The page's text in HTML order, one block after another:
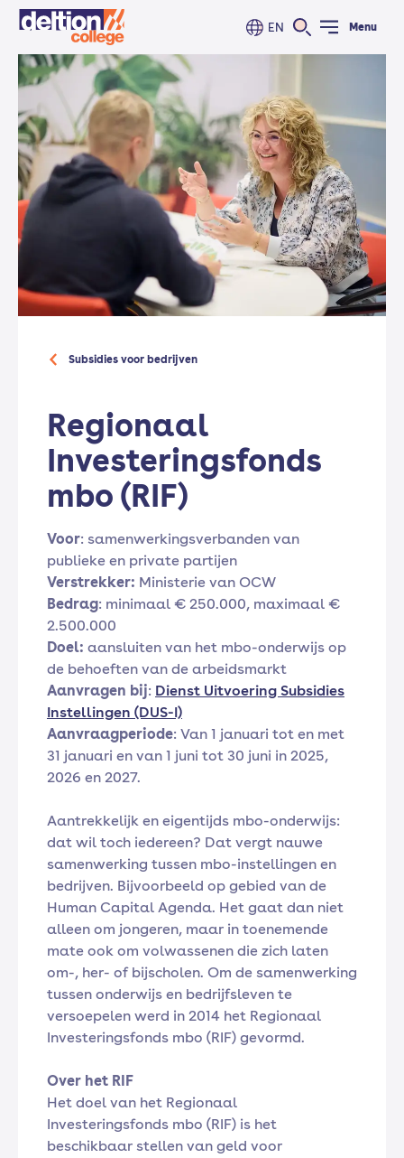
EN Menu
Subsidies voor bedrijven
Regionaal
Investeringsfonds
mbo (RIF)
Voor: samenwerkingsverbanden van
publieke en private partijen
Verstrekker: Ministerie van OCW
Bedrag: minimaal € 250.000, maximaal €
2.500.000
Doel: aansluiten van het mbo-onderwijs op
de behoeften van de arbeidsmarkt
Aanvragen bij: Dienst Uitvoering Subsidies
Instellingen (DUS-I)
Aanvraagperiode: Van 1 januari tot en met
31 januari en van 1 juni tot 30 juni in 2025,
2026 en 2027.
Aantrekkelijk en eigentijds mbo-onderwijs:
dat wil toch iedereen? Dat vergt nauwe
samenwerking tussen mbo-instellingen en
bedrijven. Bijvoorbeeld op gebied van de
Human Capital Agenda. Het gaat dan niet
alleen om jongeren, maar in toenemende
mate ook om volwassenen die zich laten
om-, her- of bijscholen. Om de samenwerking
tussen onderwijs en bedrijfsleven te
versoepelen werd in 2014 het Regionaal
Investeringsfonds mbo (RIF) gevormd.
Over het RIF
Het doel van het Regionaal
Investeringsfonds mbo (RIF) is het
beschikbaar stellen van geld voor